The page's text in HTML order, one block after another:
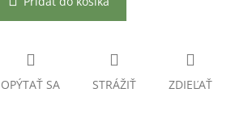
OPÝTAŤ SA STRÁŽIŤ ZDIEĽAŤ